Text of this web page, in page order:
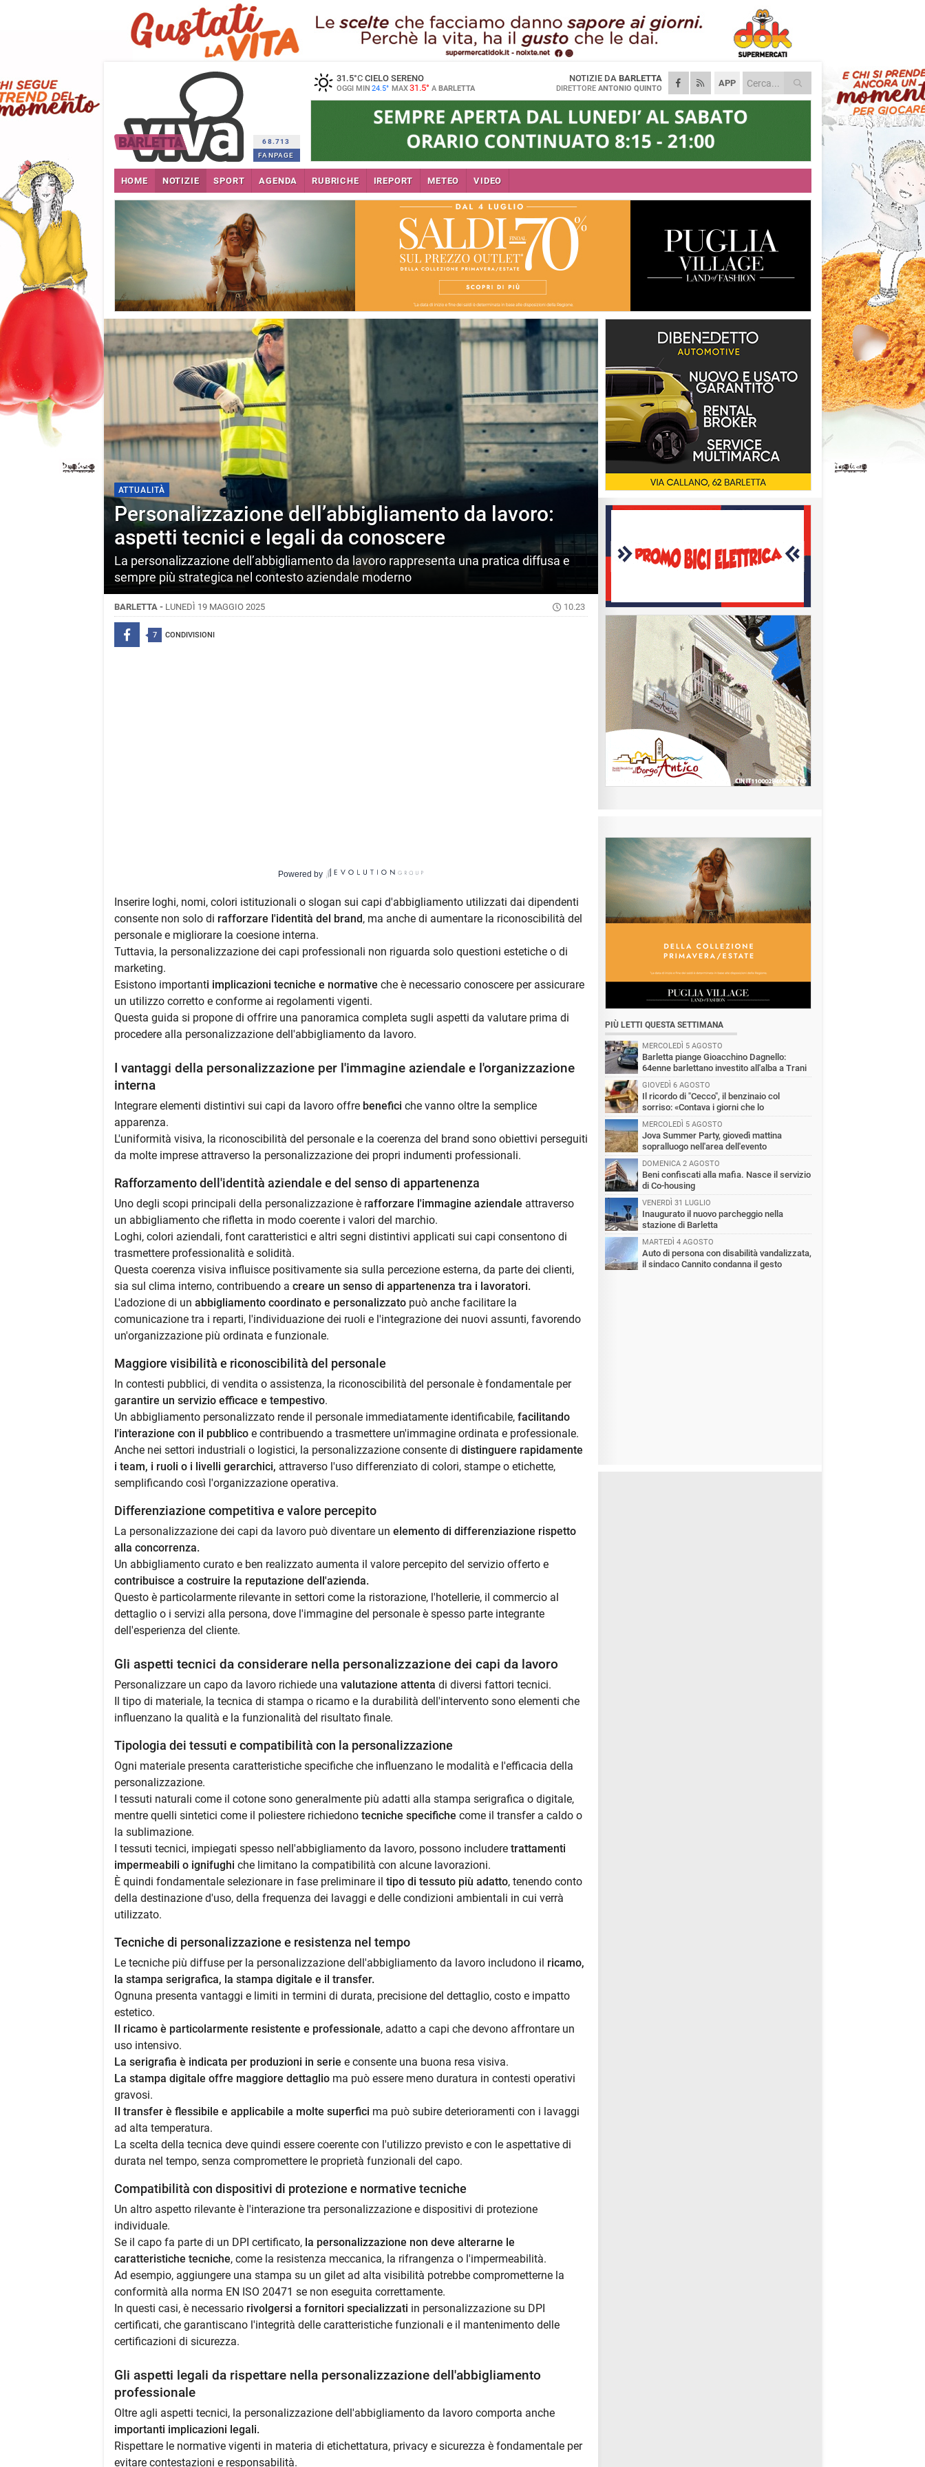
68.713
FANPAGE
31.5°CCIELO SERENO
OGGI MIN 24.5° MAX31.5° A BARLETTA
APP
NOTIZIE DA BARLETTA
DIRETTORE ANTONIO QUINTO
HOME NOTIZIE SPORT AGENDA RUBRICHE IREPORT METEO VIDEO
ATTUALITÀ
Personalizzazione dell’abbigliamento da lavoro:
aspetti tecnici e legali da conoscere
La personalizzazione dell’abbigliamento da lavoro rappresenta una pratica diffusa e
sempre più strategica nel contesto aziendale moderno
BARLETTA - LUNEDÌ 19 MAGGIO 2025 10.23
7 CONDIVISIONI
Powered by
Inserire loghi, nomi, colori istituzionali o slogan sui capi d'abbigliamento utilizzati dai dipendenti
consente non solo di rafforzare l'identità del brand, ma anche di aumentare la riconoscibilità del
personale e migliorare la coesione interna.
Tuttavia, la personalizzazione dei capi professionali non riguarda solo questioni estetiche o di
marketing.
Esistono importanti implicazioni tecniche e normative che è necessario conoscere per assicurare
un utilizzo corretto e conforme ai regolamenti vigenti.
Questa guida si propone di offrire una panoramica completa sugli aspetti da valutare prima di
procedere alla personalizzazione dell'abbigliamento da lavoro.
I vantaggi della personalizzazione per l'immagine aziendale e l'organizzazione
interna
Integrare elementi distintivi sui capi da lavoro offre benefici che vanno oltre la semplice
apparenza.
L'uniformità visiva, la riconoscibilità del personale e la coerenza del brand sono obiettivi perseguiti
da molte imprese attraverso la personalizzazione dei propri indumenti professionali.
Rafforzamento dell'identità aziendale e del senso di appartenenza
Uno degli scopi principali della personalizzazione è rafforzare l'immagine aziendale attraverso
un abbigliamento che rifletta in modo coerente i valori del marchio.
Loghi, colori aziendali, font caratteristici e altri segni distintivi applicati sui capi consentono di
trasmettere professionalità e solidità.
Questa coerenza visiva influisce positivamente sia sulla percezione esterna, da parte dei clienti,
sia sul clima interno, contribuendo a creare un senso di appartenenza tra i lavoratori.
L'adozione di un abbigliamento coordinato e personalizzatopuò anche facilitare la
comunicazione tra i reparti, l'individuazione dei ruoli e l'integrazione dei nuovi assunti, favorendo
un'organizzazione più ordinata e funzionale.
Maggiore visibilità e riconoscibilità del personale
In contesti pubblici, di vendita o assistenza, la riconoscibilità del personale è fondamentale per
garantire un servizio efficace e tempestivo.
Un abbigliamento personalizzato rende il personale immediatamente identificabile, facilitando
l'interazione con il pubblicoe contribuendo a trasmettere un'immagine ordinata e professionale.
Anche nei settori industriali o logistici, la personalizzazione consente di distinguere rapidamente
i team, i ruoli o i livelli gerarchici, attraverso l'uso differenziato di colori, stampe o etichette,
semplificando così l'organizzazione operativa.
Differenziazione competitiva e valore percepito
La personalizzazione dei capi da lavoro può diventare un elemento di differenziazione rispetto
alla concorrenza.
Un abbigliamento curato e ben realizzato aumenta il valore percepito del servizio offerto e
contribuisce a costruire la reputazione dell'azienda.
Questo è particolarmente rilevante in settori come la ristorazione, l'hotellerie, il commercio al
dettaglio o i servizi alla persona, dove l'immagine del personale è spesso parte integrante
dell'esperienza del cliente.
Gli aspetti tecnici da considerare nella personalizzazione dei capi da lavoro
Personalizzare un capo da lavoro richiede una valutazione attenta di diversi fattori tecnici.
Il tipo di materiale, la tecnica di stampa o ricamo e la durabilità dell'intervento sono elementi che
influenzano la qualità e la funzionalità del risultato finale.
Tipologia dei tessuti e compatibilità con la personalizzazione
Ogni materiale presenta caratteristiche specifiche che influenzano le modalità e l'efficacia della
personalizzazione.
I tessuti naturali come il cotone sono generalmente più adatti alla stampa serigrafica o digitale,
mentre quelli sintetici come il poliestere richiedono tecniche specifiche come il transfer a caldo o
la sublimazione.
I tessuti tecnici, impiegati spesso nell'abbigliamento da lavoro, possono includere trattamenti
impermeabili o ignifughi che limitano la compatibilità con alcune lavorazioni.
È quindi fondamentale selezionare in fase preliminare il tipo di tessuto più adatto, tenendo conto
della destinazione d'uso, della frequenza dei lavaggi e delle condizioni ambientali in cui verrà
utilizzato.
Tecniche di personalizzazione e resistenza nel tempo
Le tecniche più diffuse per la personalizzazione dell'abbigliamento da lavoro includono il ricamo,
la stampa serigrafica, la stampa digitale e il transfer.
Ognuna presenta vantaggi e limiti in termini di durata, precisione del dettaglio, costo e impatto
estetico.
Il ricamo è particolarmente resistente e professionale, adatto a capi che devono affrontare un
uso intensivo.
La serigrafia è indicata per produzioni in serie e consente una buona resa visiva.
La stampa digitale offre maggiore dettaglio ma può essere meno duratura in contesti operativi
gravosi.
Il transfer è flessibile e applicabile a molte superfici ma può subire deterioramenti con i lavaggi
ad alta temperatura.
La scelta della tecnica deve quindi essere coerente con l'utilizzo previsto e con le aspettative di
durata nel tempo, senza compromettere le proprietà funzionali del capo.
Compatibilità con dispositivi di protezione e normative tecniche
Un altro aspetto rilevante è l'interazione tra personalizzazione e dispositivi di protezione
individuale.
Se il capo fa parte di un DPI certificato, la personalizzazione non deve alterarne le
caratteristiche tecniche, come la resistenza meccanica, la rifrangenza o l'impermeabilità.
Ad esempio, aggiungere una stampa su un gilet ad alta visibilità potrebbe comprometterne la
conformità alla norma EN ISO 20471 se non eseguita correttamente.
In questi casi, è necessario rivolgersi a fornitori specializzati in personalizzazione su DPI
certificati, che garantiscano l'integrità delle caratteristiche funzionali e il mantenimento delle
certificazioni di sicurezza.
Gli aspetti legali da rispettare nella personalizzazione dell'abbigliamento
professionale
Oltre agli aspetti tecnici, la personalizzazione dell'abbigliamento da lavoro comporta anche
importanti implicazioni legali.
Rispettare le normative vigenti in materia di etichettatura, privacy e sicurezza è fondamentale per
evitare contestazioni e responsabilità.
PIÙ LETTI QUESTA SETTIMANA
MERCOLEDÌ 5 AGOSTO
Barletta piange Gioacchino Dagnello:
64enne barlettano investito all'alba a Trani
GIOVEDÌ 6 AGOSTO
Il ricordo di "Cecco", il benzinaio col
sorriso: «Contava i giorni che lo
separavano dalla pensione»
MERCOLEDÌ 5 AGOSTO
Jova Summer Party, giovedì mattina
sopralluogo nell'area dell'evento
DOMENICA 2 AGOSTO
Beni confiscati alla mafia. Nasce il servizio
di Co-housing
VENERDÌ 31 LUGLIO
Inaugurato il nuovo parcheggio nella
stazione di Barletta
MARTEDÌ 4 AGOSTO
Auto di persona con disabilità vandalizzata,
il sindaco Cannito condanna il gesto